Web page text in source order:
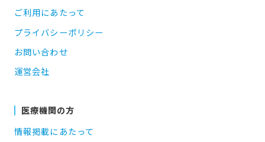
ご利用にあたって
プライバシーポリシー
お問い合わせ
運営会社
医療機関の方
情報掲載にあたって